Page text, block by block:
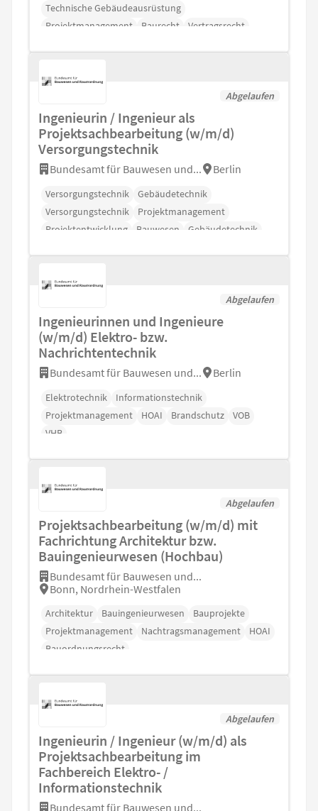
Technische Gebäudeausrüstung
Projektmanagement
Baurecht
Vertragsrecht
Abgelaufen
Ingenieurin / Ingenieur als
Projektsachbearbeitung (w/m/d)
Versorgungstechnik
Bundesamt für Bauwesen und... Berlin
Versorgungstechnik
Gebäudetechnik
Versorgungstechnik
Projektmanagement
Projektentwicklung
Bauwesen Gebäudetechnik
Abgelaufen
Ingenieurinnen und Ingenieure
(w/m/d) Elektro- bzw.
Nachrichtentechnik
Bundesamt für Bauwesen und... Berlin
Elektrotechnik
Informationstechnik
Projektmanagement
HOAI Brandschutz
VOB
VHB
Abgelaufen
Projektsachbearbeitung (w/m/d) mit
Fachrichtung Architektur bzw.
Bauingenieurwesen (Hochbau)
Bundesamt für Bauwesen und...
Bonn, Nordrhein-Westfalen
Architektur Bauingenieurwesen
Bauprojekte
Projektmanagement
Nachtragsmanagement
HOAI
Bauordnungsrecht
Abgelaufen
Ingenieurin / Ingenieur (w/m/d) als
Projektsachbearbeitung im
Fachbereich Elektro- /
Informationstechnik
Bundesamt für Bauwesen und...